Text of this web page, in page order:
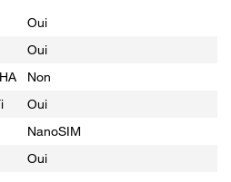
Oui
Oui
Non
Oui
NanoSIM
Oui